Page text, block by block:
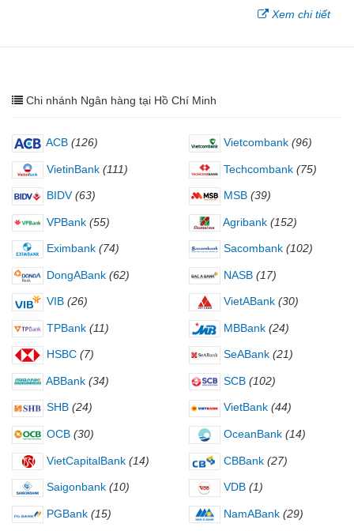
Xem chi tiết
Chi nhánh Ngân hàng tại Hồ Chí Minh
ACB (126) Vietcombank (96)
VietinBank (111) Techcombank (75)
BIDV (63) MSB (39)
VPBank (55) Agribank (152)
Eximbank (74) Sacombank (102)
DongABank (62) NASB (17)
VIB (26) VietABank (30)
TPBank (11) MBBank (24)
HSBC (7) SeABank (21)
ABBank (34) SCB (102)
SHB (24) VietBank (44)
OCB (30) OceanBank (14)
VietCapitalBank (14) CBBank (27)
Saigonbank (10) VDB (1)
PGBank (15) NamABank (29)